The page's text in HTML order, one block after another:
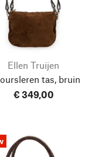
Ellen Truijen
tas, bruin
€ 349,00